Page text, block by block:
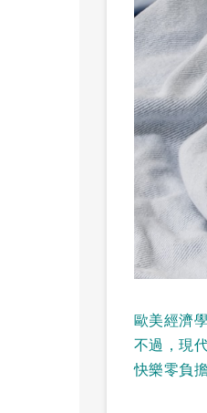
歐美經濟
不過，現
快樂零負擔